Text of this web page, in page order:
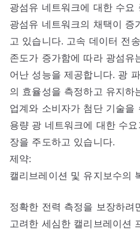
광섬유 네트워크에 대한 수요
광섬유 네트워크의 채택이 증
고 있습니다. 고속 데이터 전
존도가 증가함에 따라 광섬유
어난 성능을 제공합니다. 광
의 효율성을 측정하고 유지하
업계와 소비자가 첨단 기술을
용량 광 네트워크에 대한 수
장을 주도하고 있습니다.
제약:
캘리브레이션 및 유지보수의
정확한 전력 측정을 보장하려
고려한 세심한 캘리브레이션